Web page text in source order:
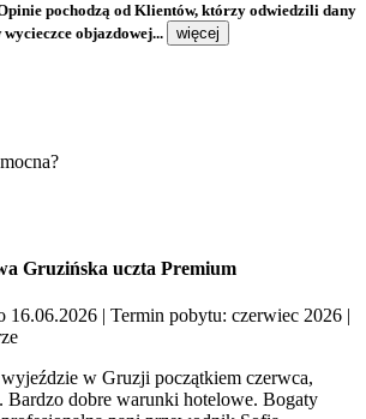
pochodzą od Klientów, którzy odwiedzili dany
objazdowej...
więcej
Gruzińska uczta Premium
16.06.2026 | Termin pobytu: czerwiec 2026 |
w Gruzji początkiem czerwca,
Bardzo dobre warunki hotelowe. Bogaty